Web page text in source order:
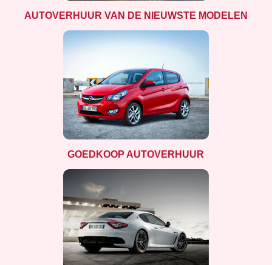
AUTOVERHUUR VAN DE NIEUWSTE MODELEN
GOEDKOOP AUTOVERHUUR